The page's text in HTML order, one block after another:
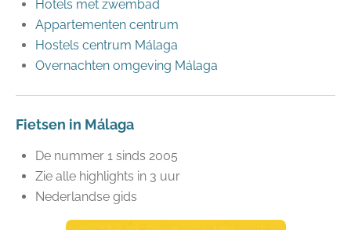
Hotels met zwembad
Appartementen centrum
Hostels centrum Málaga
Overnachten omgeving Málaga
Fietsen in Málaga
De nummer 1 sinds 2005
Zie alle highlights in 3 uur
Nederlandse gids